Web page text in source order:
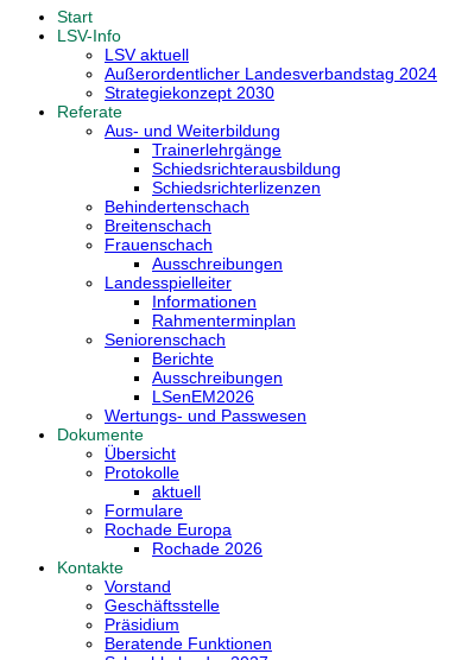
Start
LSV-Info
LSV aktuell
Außerordentlicher Landesverbandstag 2024
Strategiekonzept 2030
Referate
Aus- und Weiterbildung
Trainerlehrgänge
Schiedsrichterausbildung
Schiedsrichterlizenzen
Behindertenschach
Breitenschach
Frauenschach
Ausschreibungen
Landesspielleiter
Informationen
Rahmenterminplan
Seniorenschach
Berichte
Ausschreibungen
LSenEM2026
Wertungs- und Passwesen
Dokumente
Übersicht
Protokolle
aktuell
Formulare
Rochade Europa
Rochade 2026
Kontakte
Vorstand
Geschäftsstelle
Präsidium
Beratende Funktionen